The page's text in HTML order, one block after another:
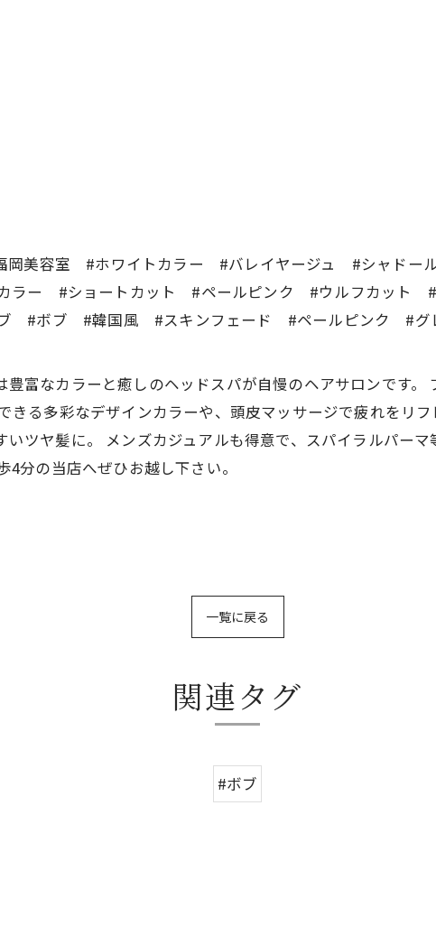
美容室 #ホワイトカラー #バレイヤージュ #シャド
ラー #ショートカット #ペールピンク #ウルフカット
#ボブ #韓国風 #スキンフェード #ペールピンク #グ
富なカラーと癒しのヘッドスパが自慢のヘアサロンです。
きる多彩なデザインカラーや、頭皮マッサージで疲れをリ
ツヤ髪に。 メンズカジュアルも得意で、スパイラルパー
分の当店へぜひお越し下さい。
一覧に戻る
関連タグ
#ボブ